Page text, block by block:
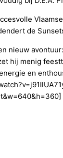
de
nieuw
hij menig
en